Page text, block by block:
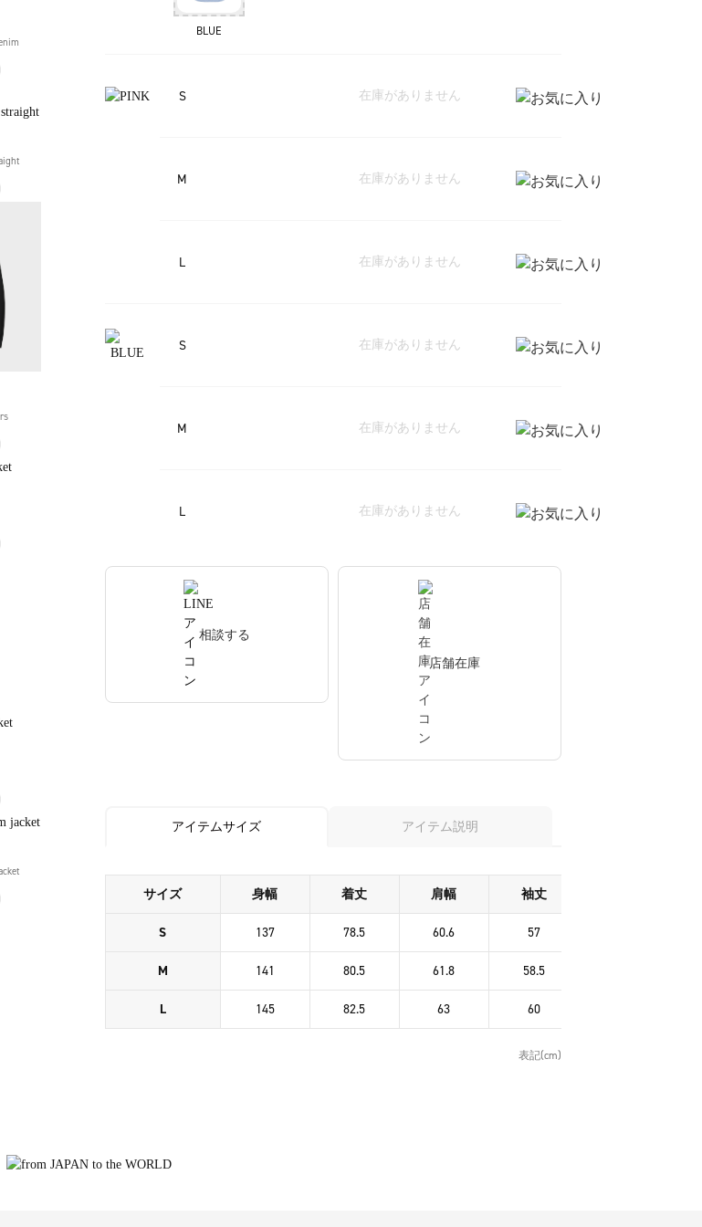
BLUE
S 在庫がありません
M 在庫がありません
L 在庫がありません
S 在庫がありません
M 在庫がありません
L 在庫がありません
相談する
店舗在庫
アイテムサイズ アイテム説明
サイズ 身幅 着丈 肩幅 袖丈
S 137 78.5 60.6 57
M 141 80.5 61.8 58.5
L 145 82.5 63 60
表記(cm)